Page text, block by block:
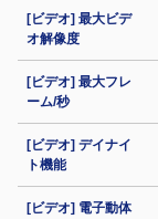
[ビデオ] 最大ビデ
オ解像度
[ビデオ] 最大フレ
ーム/秒
[ビデオ] デイナイ
ト機能
[ビデオ] 電子動体